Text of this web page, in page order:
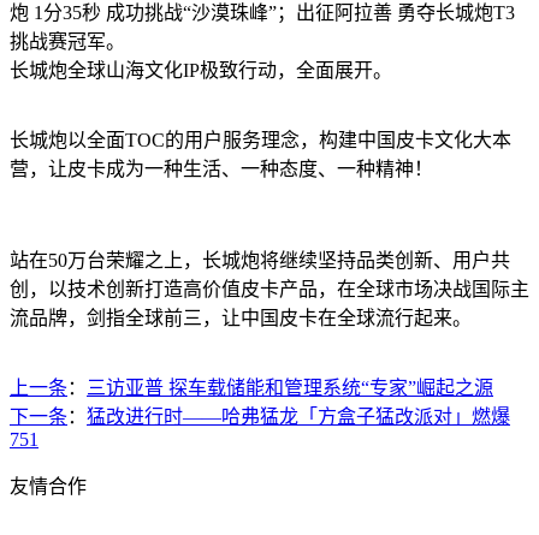
炮 1分35秒 成功挑战“沙漠珠峰”；出征阿拉善 勇夺长城炮T3
挑战赛冠军。
长城炮全球山海文化IP极致行动，全面展开。
长城炮以全面TOC的用户服务理念，构建中国皮卡文化大本
营，让皮卡成为一种生活、一种态度、一种精神！
站在50万台荣耀之上，长城炮将继续坚持品类创新、用户共
创，以技术创新打造高价值皮卡产品，在全球市场决战国际主
流品牌，剑指全球前三，让中国皮卡在全球流行起来。
上一条 ：
三访亚普 探车载储能和管理系统“专家”崛起之源
下一条 ： 猛改进行时——哈弗猛龙「方盒子猛改派对」燃爆
751
友情合作